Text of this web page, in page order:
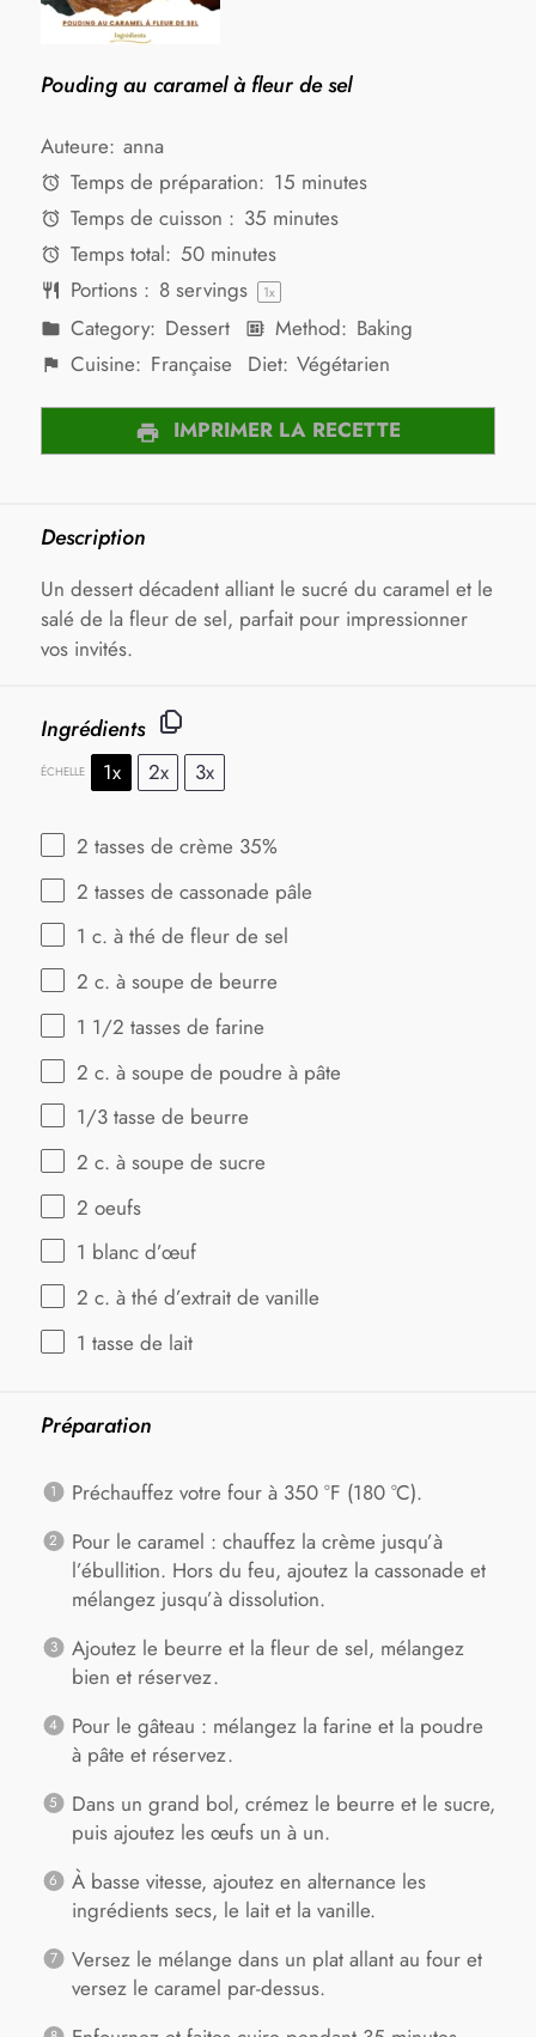
Pouding au caramel à fleur de sel
Auteure: anna
Temps de préparation: 15 minutes
Temps de cuisson : 35 minutes
Temps total: 50 minutes
Portions : 8servings 1x
Category: Dessert Method: Baking
Cuisine: Française Diet: Végétarien
IMPRIMER LA RECETTE
Description
Un dessert décadent alliant le sucré du caramel et le
salé de la fleur de sel, parfait pour impressionner
vos invités.
Ingrédients
ÉCHELLE 1x 2x 3x
2 tasses de crème 35%
2 tasses de cassonade pâle
1 c. à thé de fleur de sel
2 c. à soupe de beurre
1 1/2 tasses de farine
2 c. à soupe de poudre à pâte
1/3 tasse de beurre
2 c. à soupe de sucre
2 oeufs
1 blanc d’œuf
2 c. à thé d’extrait de vanille
1 tasse de lait
Préparation
Préchauffez votre four à 350 °F (180 °C).
Pour le caramel : chauffez la crème jusqu’à
l’ébullition. Hors du feu, ajoutez la cassonade et
mélangez jusqu’à dissolution.
Ajoutez le beurre et la fleur de sel, mélangez
bien et réservez.
Pour le gâteau : mélangez la farine et la poudre
à pâte et réservez.
Dans un grand bol, crémez le beurre et le sucre,
puis ajoutez les œufs un à un.
À basse vitesse, ajoutez en alternance les
ingrédients secs, le lait et la vanille.
Versez le mélange dans un plat allant au four et
versez le caramel par-dessus.